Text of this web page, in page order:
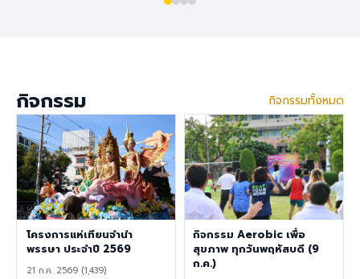
เดือน 30,000 – 40,000
บาท เงินช่วยเหลือค่าที่พัก
6,500 บาท/เดือน สวัสดิการ
การต่ออายุ Visa และ Work
Permit ประกันสุขภาพเอกชน
คุณสมบัติประจำตำแหน่ง สำเร็จ
การศึกษาระดับปริญญาตรี ใน
สาขาวิชาคณิตศาสตร์ ภาษา
อังกฤษ วิทยาศาสตร์
สังคมศึกษา สุขศึกษา/
พลศึกษา ศิลปะ หรือสาขาอื่นที่
กิจกรรม กิจกรรมทั้งหมด
โครงการแห่เทียนจำนำ
พรรษา ประจำปี 2569
21 ก.ค. 2569 (1,439)
กิจกรรม Aerobic เพื่อ
สุขภาพ ทุกวันพฤหัสบดี (9
ก.ค.)